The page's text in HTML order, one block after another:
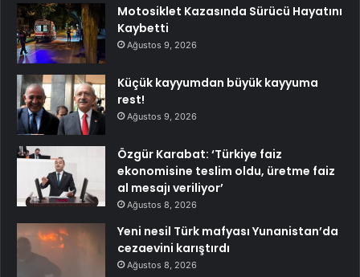
Motosiklet Kazasında Sürücü Hayatını
Kaybetti
Ağustos 9, 2026
Küçük kayyumdan büyük kayyuma
rest!
Ağustos 9, 2026
Özgür Karabat: ‘Türkiye faiz
ekonomisine teslim oldu, üretme faiz
al mesajı veriliyor’
Ağustos 8, 2026
Yeni nesil Türk mafyası Yunanistan’da
cezaevini karıştırdı
Ağustos 8, 2026